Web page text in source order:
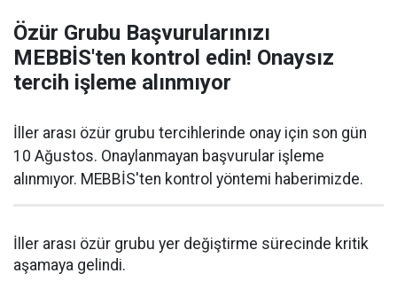
Özür Grubu Başvurularınızı
MEBBİS'ten kontrol edin! Onaysız
tercih işleme alınmıyor
İller arası özür grubu tercihlerinde onay için son gün
10 Ağustos. Onaylanmayan başvurular işleme
alınmıyor. MEBBİS'ten kontrol yöntemi haberimizde.
İller arası özür grubu yer değiştirme sürecinde kritik
aşamaya gelindi.